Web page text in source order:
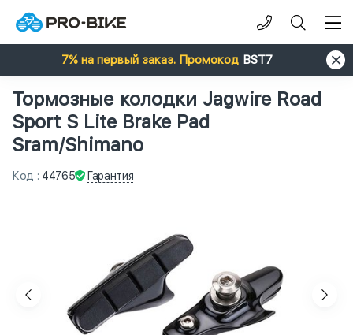
7% на первый заказ. Промокод BST7
Тормозные колодки Jagwire Road
Sport S Lite Brake Pad
Sram/Shimano
Код : 44765 Гарантия